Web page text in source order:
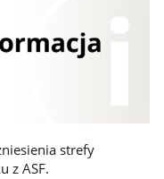
strefy
z ASF.